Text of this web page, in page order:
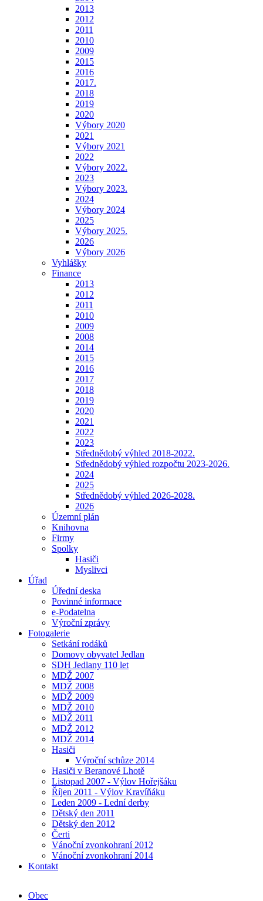
2013
2012
2011
2010
2009
2015
2016
2017.
2018
2019
2020
Výbory 2020
2021
Výbory 2021
2022
Výbory 2022.
2023
Výbory 2023.
2024
Výbory 2024
2025
Výbory 2025.
2026
Výbory 2026
Vyhlášky
Finance
2013
2012
2011
2010
2009
2008
2014
2015
2016
2017
2018
2019
2020
2021
2022
2023
Střednědobý výhled 2018-2022.
Střednědobý výhled rozpočtu 2023-2026.
2024
2025
Střednědobý výhled 2026-2028.
2026
Územní plán
Knihovna
Firmy
Spolky
Hasiči
Myslivci
Úřad
Úřední deska
Povinné informace
e-Podatelna
Výroční zprávy
Fotogalerie
Setkání rodáků
Domovy obyvatel Jedlan
SDH Jedlany 110 let
MDŽ 2007
MDŽ 2008
MDŽ 2009
MDŽ 2010
MDŽ 2011
MDŽ 2012
MDŽ 2014
Hasiči
Výroční schůze 2014
Hasiči v Beranové Lhotě
Listopad 2007 - Výlov Hořejšáku
Říjen 2011 - Výlov Kravíňáku
Leden 2009 - Lední derby
Dětský den 2011
Dětský den 2012
Čerti
Vánoční zvonkohraní 2012
Vánoční zvonkohraní 2014
Kontakt
Obec